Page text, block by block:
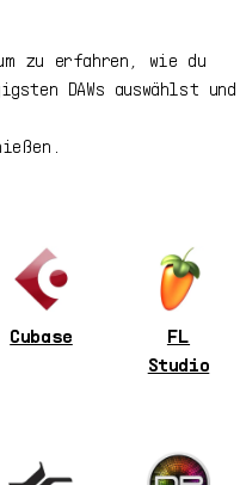
zu erfahren, wie du
DAWs auswählst und
Cubase
FL
Studio